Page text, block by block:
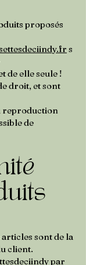
proposés
s
de elle seule !
droit, et sont
reproduction
de
articles sont de la
client.
par